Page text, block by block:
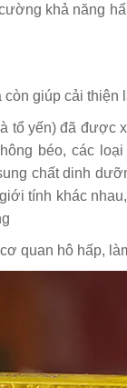
khả năng
giúp cải thiện
tổ yến) đã được
béo, các
chất dinh
tính khác
quan hô hấp,